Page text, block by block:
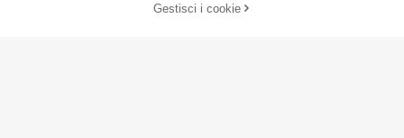
AGGIUNGI AL CARRELLO
Gestisci i cookie